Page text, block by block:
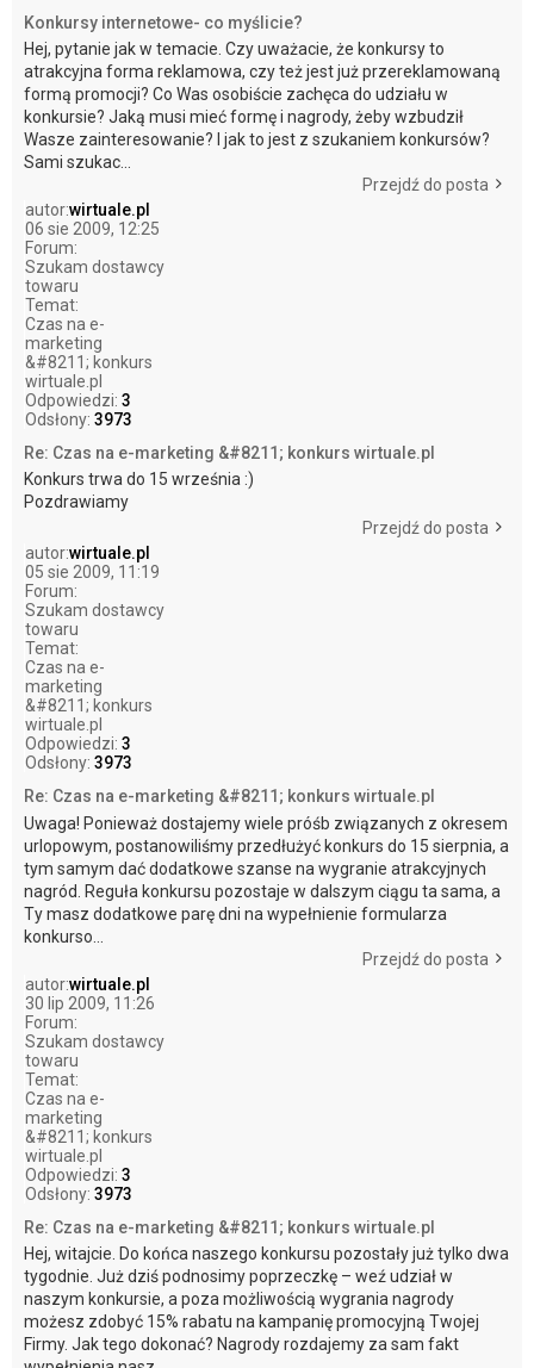
Konkursy internetowe- co myślicie?
Hej, pytanie jak w temacie. Czy uważacie, że konkursy to
atrakcyjna forma reklamowa, czy też jest już przereklamowaną
formą promocji? Co Was osobiście zachęca do udziału w
konkursie? Jaką musi mieć formę i nagrody, żeby wzbudził
Wasze zainteresowanie? I jak to jest z szukaniem konkursów?
Sami szukac...
Przejdź do posta
autor:wirtuale.pl
06 sie 2009, 12:25
Forum:
Szukam dostawcy
towaru
Temat:
Czas na e-
marketing
&#8211; konkurs
wirtuale.pl
Odpowiedzi: 3
Odsłony: 3973
Re: Czas na e-marketing &#8211; konkurs wirtuale.pl
Konkurs trwa do 15 września :)
Pozdrawiamy
Przejdź do posta
autor:wirtuale.pl
05 sie 2009, 11:19
Forum:
Szukam dostawcy
towaru
Temat:
Czas na e-
marketing
&#8211; konkurs
wirtuale.pl
Odpowiedzi: 3
Odsłony: 3973
Re: Czas na e-marketing &#8211; konkurs wirtuale.pl
Uwaga! Ponieważ dostajemy wiele próśb związanych z okresem
urlopowym, postanowiliśmy przedłużyć konkurs do 15 sierpnia, a
tym samym dać dodatkowe szanse na wygranie atrakcyjnych
nagród. Reguła konkursu pozostaje w dalszym ciągu ta sama, a
Ty masz dodatkowe parę dni na wypełnienie formularza
konkurso...
Przejdź do posta
autor:wirtuale.pl
30 lip 2009, 11:26
Forum:
Szukam dostawcy
towaru
Temat:
Czas na e-
marketing
&#8211; konkurs
wirtuale.pl
Odpowiedzi: 3
Odsłony: 3973
Re: Czas na e-marketing &#8211; konkurs wirtuale.pl
Hej, witajcie. Do końca naszego konkursu pozostały już tylko dwa
tygodnie. Już dziś podnosimy poprzeczkę – weź udział w
naszym konkursie, a poza możliwością wygrania nagrody
możesz zdobyć 15% rabatu na kampanię promocyjną Twojej
Firmy. Jak tego dokonać? Nagrody rozdajemy za sam fakt